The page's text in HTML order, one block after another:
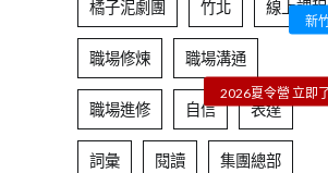
橘子泥劇團 竹北 線上課程
職場修煉 職場溝通
職場進修 自信 表達
詞彙 閱讀 集團總部